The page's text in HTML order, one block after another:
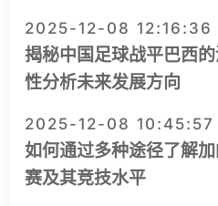
2025-12-08 12:16:36
揭秘中国足球战平巴西
性分析未来发展方向
2025-12-08 10:45:57
如何通过多种途径了解
赛及其竞技水平